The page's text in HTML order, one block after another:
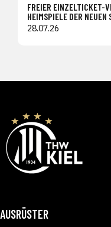
FREIER EINZELTICKET-
HEIMSPIELE DER NEUEN
28.07.26
AUSRÜSTER